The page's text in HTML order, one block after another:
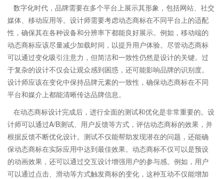
数字化时代，品牌需要在多个平台上展示其形象，包括网站、社交
媒体、移动应用等。设计师需要考虑动态商标在不同平台上的适配
性，确保其在各种设备和分辨率下都能良好展示。例如，移动端的
动态商标应该尽量减少加载时间，以提升用户体验。尽管动态商标
可以通过变化吸引注意力，但简洁和一致性仍然是设计的关键。过
于复杂的设计不仅会让观众感到困惑，还可能影响品牌的识别度。
设计师应该在变化中保持品牌元素的一致性，确保动态商标在不同
平台和媒介上都能清晰传达品牌信息。
在动态商标设计完成后，进行全面的测试和优化是非常重要的。设
计师可以通过A/B测试、用户反馈等方式，评估动态商标的效果，并
根据反馈不断优化设计。测试不仅能帮助发现潜在的问题，还能确
保动态商标在实际应用中达到最佳效果。动态商标不仅可以是预设
的动画效果，还可以通过交互设计增强用户的参与感。例如，用户
可以通过点击、滑动等方式触发商标的变化，这种互动不仅能增加